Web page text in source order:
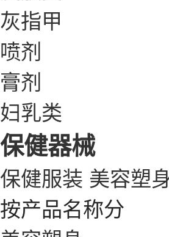
灰指甲
喷剂
膏剂
妇乳类
保健器械
保健服装 美容塑
按产品名称分